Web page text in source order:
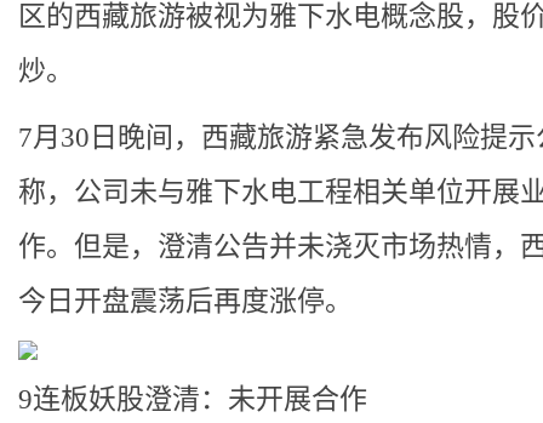
区的西藏旅游被视为雅下水电概念股，股
炒。
7月30日晚间，西藏旅游紧急发布风险提示
称，公司未与雅下水电工程相关单位开展
作。但是，澄清公告并未浇灭市场热情，
今日开盘震荡后再度涨停。
9连板妖股澄清：未开展合作